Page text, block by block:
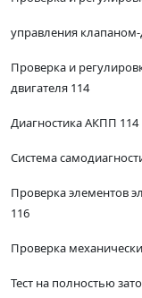
управления
Проверка и
двигателя 114
Диагностика АКПП 114
Система
Проверка элементов
116
Проверка
Тест на полностью